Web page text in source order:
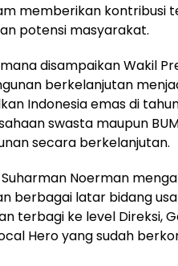
memberikan kontribusi
potensi masyarakat.
disampaikan Wakil
berkelanjutan
Indonesia emas di
swasta maupun
secara berkelanjutan.
Noerman
berbagai latar bidang
terbagi ke level Direksi,
Hero yang sudah